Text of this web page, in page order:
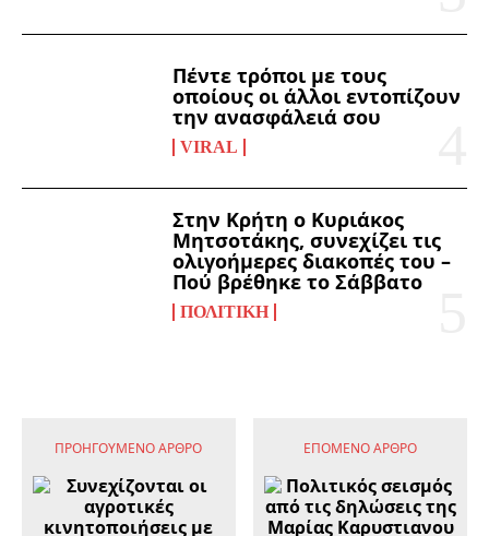
Πέντε τρόποι με τους
οποίους οι άλλοι εντοπίζουν
την ανασφάλειά σου
VIRAL
Στην Κρήτη ο Κυριάκος
Μητσοτάκης, συνεχίζει τις
ολιγοήμερες διακοπές του –
Πού βρέθηκε το Σάββατο
ΠΟΛΙΤΙΚΉ
ΠΡΟΗΓΟΎΜΕΝΟ ΆΡΘΡΟ ΕΠΌΜΕΝΟ ΆΡΘΡΟ